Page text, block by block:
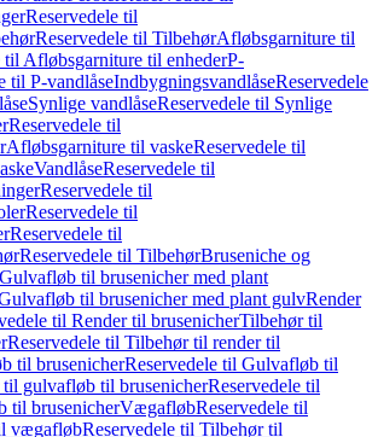
Reservedele til
Reservedele til TilbehørAfløbsgarniture til
til Afløbsgarniture til enhederP-
til P-vandlåseIndbygningsvandlåseReservedele
Synlige vandlåseReservedele til Synlige
Reservedele til
Afløbsgarniture til vaskeReservedele til
VandlåseReservedele til
Reservedele til
Reservedele til
Reservedele til
Reservedele til TilbehørBruseniche og
Gulvafløb til brusenicher med plant
til brusenicher med plant gulvRender
til Render til brusenicherTilbehør til
Reservedele til Tilbehør til render til
til brusenicherReservedele til Gulvafløb til
gulvafløb til brusenicherReservedele til
til brusenicherVægafløbReservedele til
vægafløbReservedele til Tilbehør til